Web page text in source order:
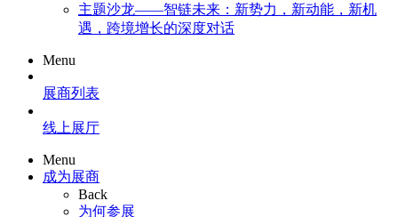
主题沙龙——智链未来：新势力，新动能，新机
遇，跨境增长的深度对话
Menu
展商列表
线上展厅
Menu
成为展商
Back
为何参展